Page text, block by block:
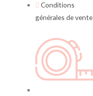
Conditions
générales de vente